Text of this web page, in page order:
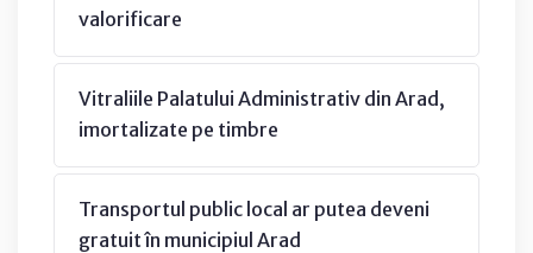
valorificare
Vitraliile Palatului Administrativ din Arad,
imortalizate pe timbre
Transportul public local ar putea deveni
gratuit în municipiul Arad